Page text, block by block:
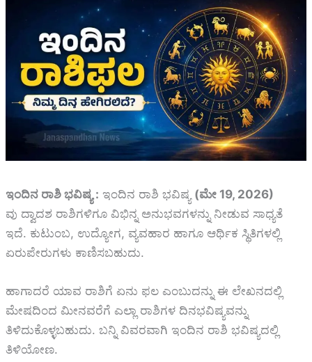
ಇಂದಿನ ರಾಶಿ ಭವಿಷ್ಯ : ಇಂದಿನ ರಾಶಿ ಭವಿಷ್ಯ (ಮೇ 19, 2026)
ವು ದ್ವಾದಶ ರಾಶಿಗಳಿಗೂ ವಿಭಿನ್ನ ಅನುಭವಗಳನ್ನು ನೀಡುವ ಸಾಧ್ಯತೆ
ಇದೆ. ಕುಟುಂಬ, ಉದ್ಯೋಗ, ವ್ಯವಹಾರ ಹಾಗೂ ಆರ್ಥಿಕ ಸ್ಥಿತಿಗಳಲ್ಲಿ
ಏರುಪೇರುಗಳು ಕಾಣಿಸಬಹುದು.
ಹಾಗಾದರೆ ಯಾವ ರಾಶಿಗೆ ಏನು ಫಲ ಎಂಬುದನ್ನು ಈ ಲೇಖನದಲ್ಲಿ
ಮೇಷದಿಂದ ಮೀನವರೆಗೆ ಎಲ್ಲಾ ರಾಶಿಗಳ ದಿನಭವಿಷ್ಯವನ್ನು
ತಿಳಿದುಕೊಳ್ಳಬಹುದು. ಬನ್ನಿ ವಿವರವಾಗಿ ಇಂದಿನ ರಾಶಿ ಭವಿಷ್ಯದಲ್ಲಿ
ತಿಳಿಯೋಣ.